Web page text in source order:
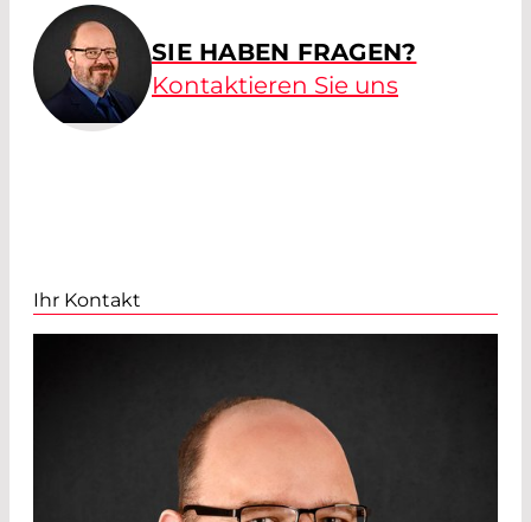
SIE HABEN FRAGEN?
Kontaktieren Sie uns
Ihr Kontakt